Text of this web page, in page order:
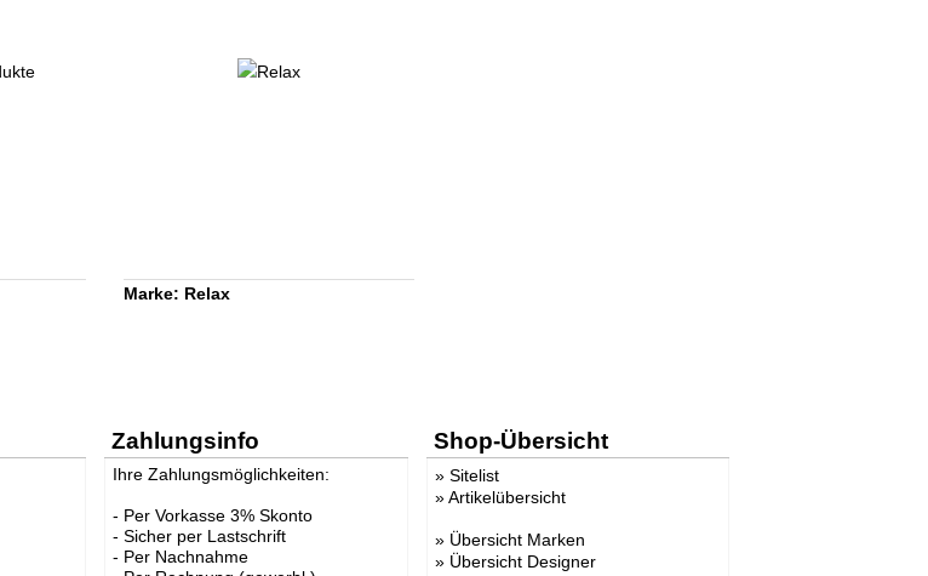
Marke: Relax
Zahlungsinfo
Ihre Zahlungsmöglichkeiten:
- Per Vorkasse 3% Skonto
- Sicher per Lastschrift
- Per Nachnahme
Shop-Übersicht
» Sitelist
»Artikelübersicht
» Übersicht Marken
» Übersicht Designer